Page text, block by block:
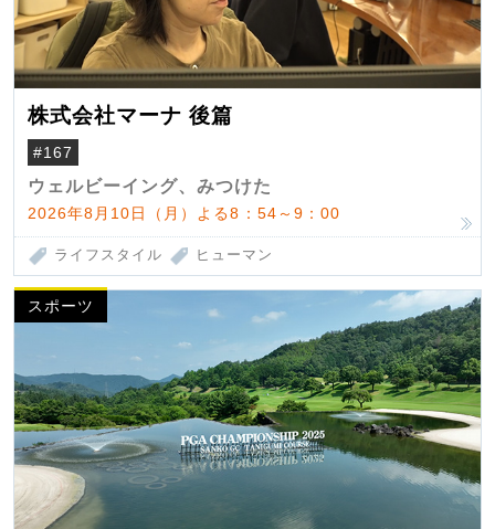
株式会社マーナ 後篇
#167
ウェルビーイング、みつけた
2026年8月10日（月）よる8：54～9：00
ライフスタイル ヒューマン
スポーツ